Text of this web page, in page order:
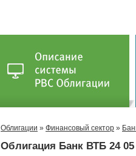
Облигации » Финансовый сектор »
Облигация Банк ВТБ 24 05